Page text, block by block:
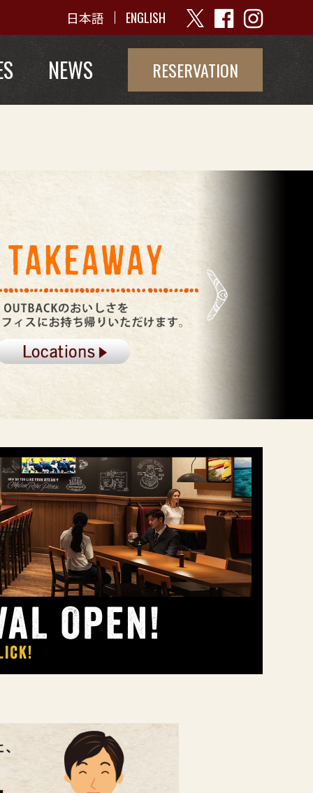
日本語 ENGLISH
NEWS RESERVATION